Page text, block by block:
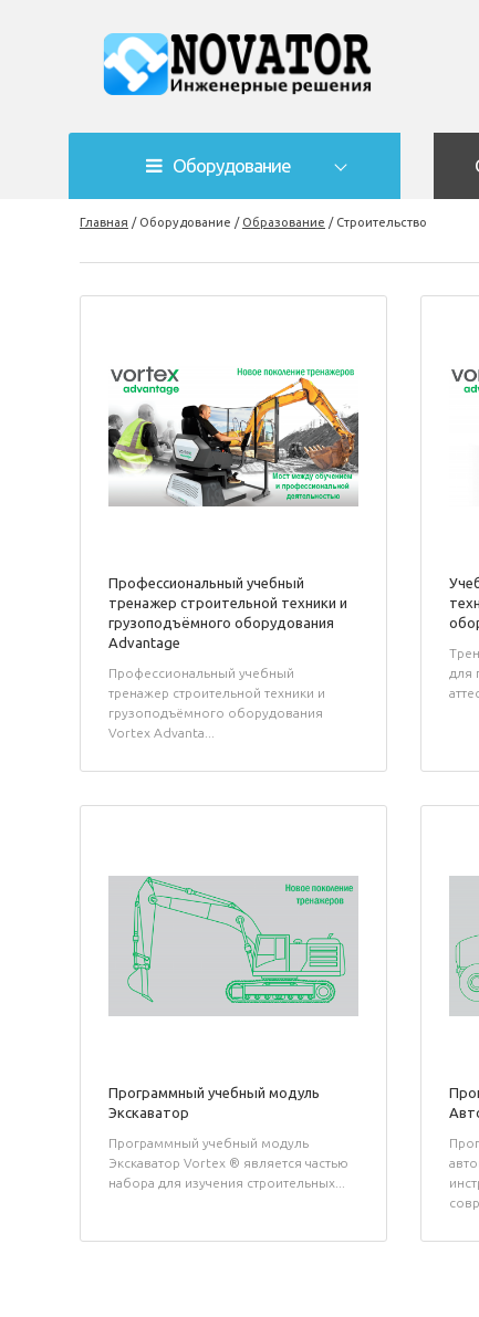
Оборудование
Главная / Оборудование / Образование / Строительство
Профессиональный учебный
тренажер строительной техники и
грузоподъёмного оборудования
Advantage
Профессиональный учебный
тренажер строительной техники и
грузоподъёмного оборудования
Vortex Advanta...
для
Программный учебный модуль
Экскаватор
Программный учебный модуль
Экскаватор Vortex ® является частью
набора для изучения строительных...